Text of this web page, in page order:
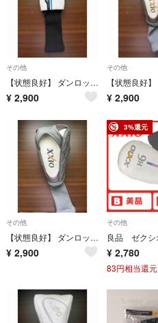
その他
【状態良好】 ダンロップ XXIO12 ゼクシオ12 フェアウェイウッド用 ヘッドカバー 3W
¥ 2,900
その他
¥ 2,900
その他
【状態良好】 ダンロップ XXIO10 ゼクシオ10 レディース ドライバー用 ヘッドカバー
¥ 2,900
3%還元
その他
¥ 2,780
83円相当還元